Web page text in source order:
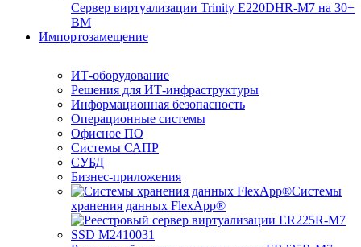
Сервер виртуализации Trinity E220DHR-M7 на 30+
ВМ
Импортозамещение
ИТ-оборудование
Решения для ИТ-инфраструктуры
Информационная безопасность
Операционные системы
Офисное ПО
Системы САПР
СУБД
Бизнес-приложения
Системы
хранения данных FlexApp®